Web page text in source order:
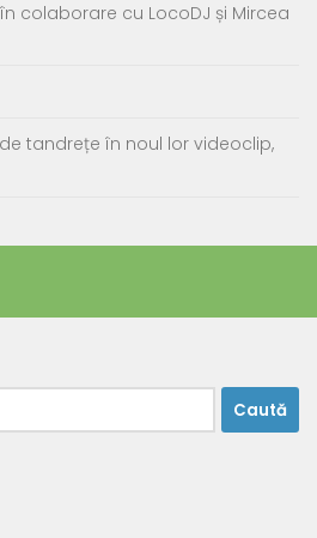
în colaborare cu LocoDJ și Mircea
de tandrețe în noul lor videoclip,